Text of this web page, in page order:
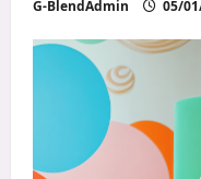
G-BlendAdmin 05/